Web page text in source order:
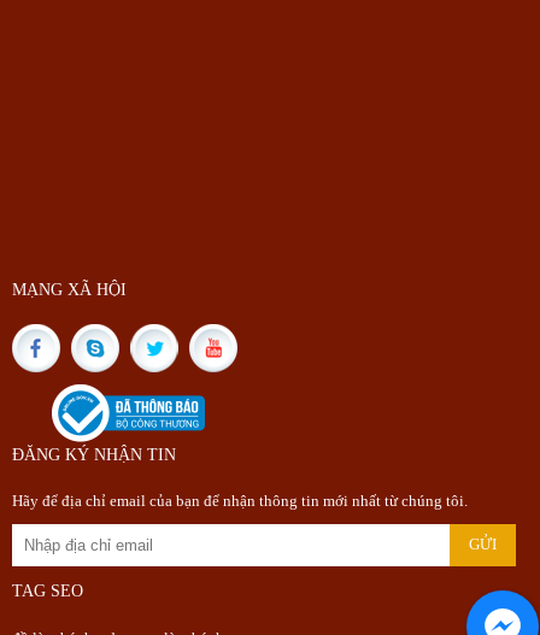
MẠNG XÃ HỘI
ĐĂNG KÝ NHẬN TIN
Hãy để địa chỉ email của bạn để nhận thông tin mới nhất từ chúng tôi.
TAG SEO